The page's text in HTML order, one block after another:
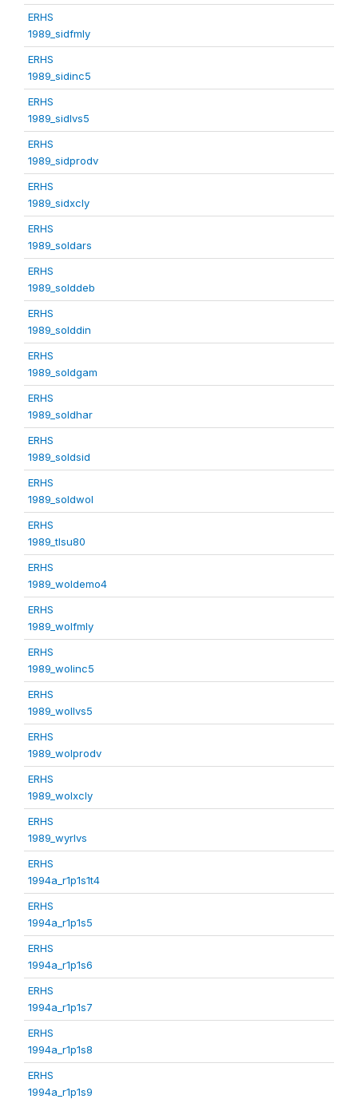
ERHS
1989_sidfmly
ERHS
1989_sidinc5
ERHS
1989_sidlvs5
ERHS
1989_sidprodv
ERHS
1989_sidxcly
ERHS
1989_soldars
ERHS
1989_solddeb
ERHS
1989_solddin
ERHS
1989_soldgam
ERHS
1989_soldhar
ERHS
1989_soldsid
ERHS
1989_soldwol
ERHS
1989_tlsu80
ERHS
1989_woldemo4
ERHS
1989_wolfmly
ERHS
1989_wolinc5
ERHS
1989_wollvs5
ERHS
1989_wolprodv
ERHS
1989_wolxcly
ERHS
1989_wyrlvs
ERHS
1994a_r1p1s1t4
ERHS
1994a_r1p1s5
ERHS
1994a_r1p1s6
ERHS
1994a_r1p1s7
ERHS
1994a_r1p1s8
ERHS
1994a_r1p1s9